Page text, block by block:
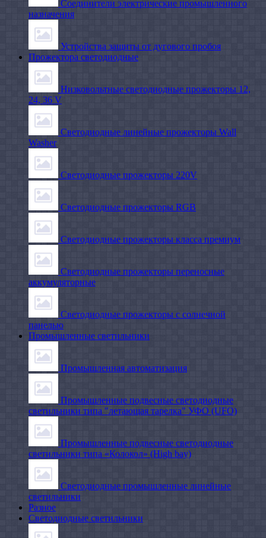
Соединители электрические промышленного
назначения
Устройства защиты от дугового пробоя
Прожектора светодиодные
Низковольтные светодиодные прожекторы 12,
24, 36 V
Светодиодные линейные прожекторы Wall
Washer
Светодиодные прожекторы 220V
Светодиодные прожекторы RGB
Светодиодные прожекторы класса премиум
Светодиодные прожекторы переносные
аккумуляторные
Светодиодные прожекторы с солнечной
панелью
Промышленные светильники
Промышленная автоматизация
Промышленные подвесные cветодиодные
светильники типа "летающая тарелка" УФО (UFO)
Промышленные подвесные cветодиодные
светильники типа «Колокол» (High bay)
Светодиодные промышленные линейные
светильники
Разное
Светодиодные светильники